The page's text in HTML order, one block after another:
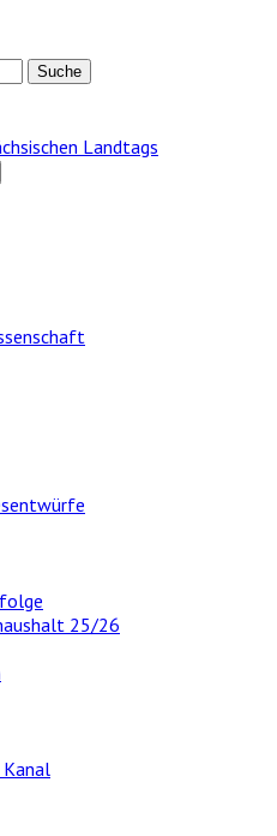
Landtags
25/26
Kanal